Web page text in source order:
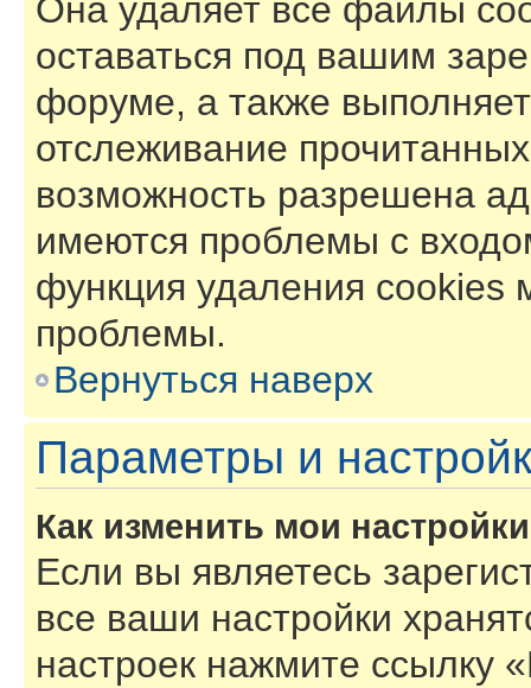
Она удаляет все файлы
оставаться под вашим
форуме, а также
отслеживание
возможность разрешена
имеются проблемы с
функция удаления cookies
проблемы.
Вернуться наверх
Параметры и
Как изменить мои
Если вы являетесь
все ваши настройки
настроек нажмите ссылку